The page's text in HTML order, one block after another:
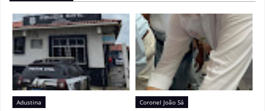
Adustina Coronel João Sá